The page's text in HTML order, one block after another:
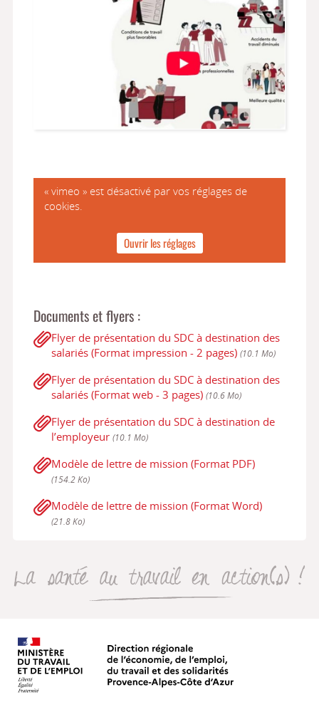
« vimeo » est désactivé par vos réglages de
cookies.
Ouvrir les réglages
Documents et flyers :
Flyer de présentation du SDC à destination des
salariés (Format impression - 2 pages) (10.1 Mo)
Flyer de présentation du SDC à destination des
salariés (Format web - 3 pages) (10.6 Mo)
Flyer de présentation du SDC à destination de
l’employeur (10.1 Mo)
Modèle de lettre de mission (Format PDF)
(154.2 Ko)
Modèle de lettre de mission (Format Word)
(21.8 Ko)
La santé au travail en